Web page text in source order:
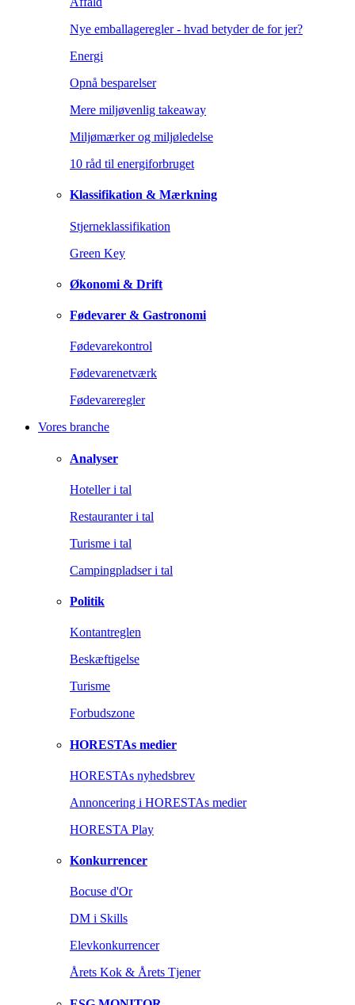
Nye emballageregler - hvad betyder de for jer?
Energi
Opnå besparelser
Mere miljøvenlig takeaway
Miljømærker og miljøledelse
10 råd til energiforbruget
Klassifikation & Mærkning
Stjerneklassifikation
Green Key
Økonomi & Drift
Fødevarer & Gastronomi
Fødevarekontrol
Fødevarenetværk
Fødevareregler
Vores branche
Analyser
Hoteller i tal
Restauranter i tal
Turisme i tal
Campingpladser i tal
Politik
Kontantreglen
Beskæftigelse
Turisme
Forbudszone
HORESTAs medier
HORESTAs nyhedsbrev
Annoncering i HORESTAs medier
HORESTA Play
Konkurrencer
Bocuse d'Or
DM i Skills
Elevkonkurrencer
Årets Kok & Årets Tjener